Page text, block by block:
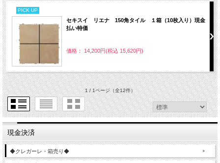
PICK UP
セキスイ リエナ 150角タイル １箱（10枚入り）現金
払い特価
価格： 14,200円(税込 15,620円)
1 / 1ページ（全12件）
現金決済
◆クレガーレ・箱売り◆